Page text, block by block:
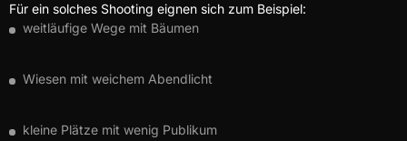
Für ein solches Shooting eignen sich zum Beispiel:
weitläufige Wege mit Bäumen
Wiesen mit weichem Abendlicht
kleine Plätze mit wenig Publikum